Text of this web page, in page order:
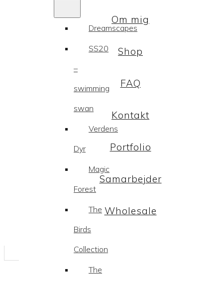
Dreamscapes
SS20
–
swimming
swan
Verdens
Dyr
Magic
Forest
The
Birds
Collection
The
Om mig
Shop
FAQ
Kontakt
Portfolio
Samarbejder
Wholesale